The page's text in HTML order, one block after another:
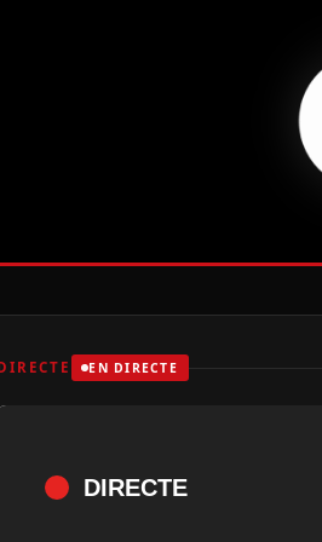
EN DIRECTE
DIRECTE